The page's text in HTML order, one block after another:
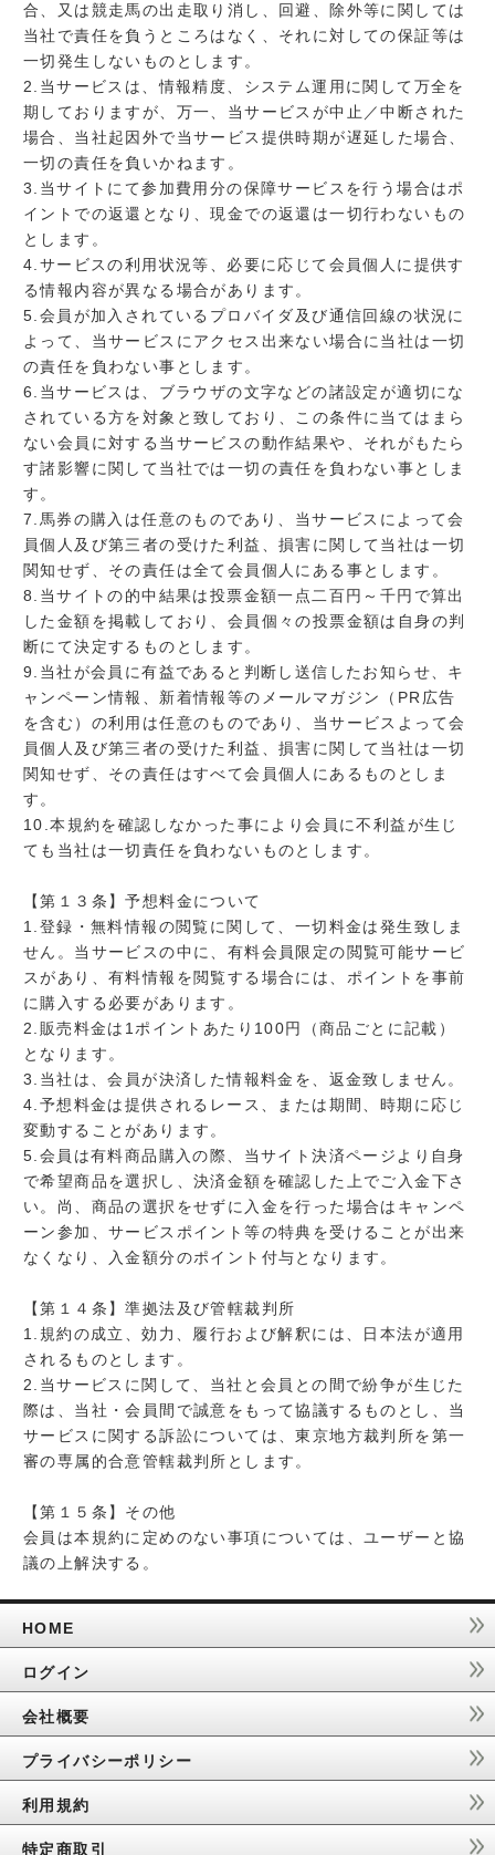
合、又は競走馬の出走取り消し、回避、除外等に関しては
当社で責任を負うところはなく、それに対しての保証等は
一切発生しないものとします。
2.当サービスは、情報精度、システム運用に関して万全を
期しておりますが、万一、当サービスが中止／中断された
場合、当社起因外で当サービス提供時期が遅延した場合、
一切の責任を負いかねます。
3.当サイトにて参加費用分の保障サービスを行う場合はポ
イントでの返還となり、現金での返還は一切行わないもの
とします。
4.サービスの利用状況等、必要に応じて会員個人に提供す
る情報内容が異なる場合があります。
5.会員が加入されているプロバイダ及び通信回線の状況に
よって、当サービスにアクセス出来ない場合に当社は一切
の責任を負わない事とします。
6.当サービスは、ブラウザの文字などの諸設定が適切にな
されている方を対象と致しており、この条件に当てはまら
ない会員に対する当サービスの動作結果や、それがもたら
す諸影響に関して当社では一切の責任を負わない事としま
す。
7.馬券の購入は任意のものであり、当サービスによって会
員個人及び第三者の受けた利益、損害に関して当社は一切
関知せず、その責任は全て会員個人にある事とします。
8.当サイトの的中結果は投票金額一点二百円～千円で算出
した金額を掲載しており、会員個々の投票金額は自身の判
断にて決定するものとします。
9.当社が会員に有益であると判断し送信したお知らせ、キ
ャンペーン情報、新着情報等のメールマガジン（PR広告
を含む）の利用は任意のものであり、当サービスよって会
員個人及び第三者の受けた利益、損害に関して当社は一切
関知せず、その責任はすべて会員個人にあるものとしま
す。
10.本規約を確認しなかった事により会員に不利益が生じ
ても当社は一切責任を負わないものとします。
【第１３条】予想料金について
1.登録・無料情報の閲覧に関して、一切料金は発生致しま
せん。当サービスの中に、有料会員限定の閲覧可能サービ
スがあり、有料情報を閲覧する場合には、ポイントを事前
に購入する必要があります。
2.販売料金は1ポイントあたり100円（商品ごとに記載）
となります。
3.当社は、会員が決済した情報料金を、返金致しません。
4.予想料金は提供されるレース、または期間、時期に応じ
変動することがあります。
5.会員は有料商品購入の際、当サイト決済ページより自身
で希望商品を選択し、決済金額を確認した上でご入金下さ
い。尚、商品の選択をせずに入金を行った場合はキャンペ
ーン参加、サービスポイント等の特典を受けることが出来
なくなり、入金額分のポイント付与となります。
【第１４条】準拠法及び管轄裁判所
1.規約の成立、効力、履行および解釈には、日本法が適用
されるものとします。
2.当サービスに関して、当社と会員との間で紛争が生じた
際は、当社・会員間で誠意をもって協議するものとし、当
サービスに関する訴訟については、東京地方裁判所を第一
審の専属的合意管轄裁判所とします。
【第１５条】その他
会員は本規約に定めのない事項については、ユーザーと協
議の上解決する。
HOME
ログイン
会社概要
プライバシーポリシー
利用規約
特定商取引